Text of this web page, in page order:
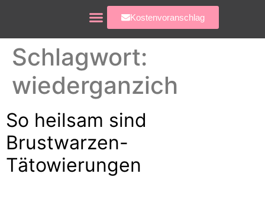
Kostenvoranschlag
Schlagwort:
wiederganzich
So heilsam sind
Brustwarzen-
Tätowierungen